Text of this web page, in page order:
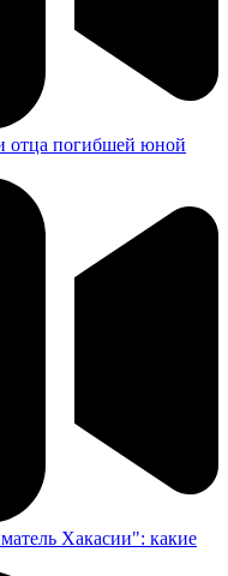
отца погибшей юной
Хакасии": какие